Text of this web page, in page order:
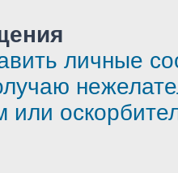
личные
или